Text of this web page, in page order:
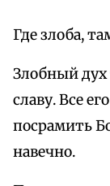
Где злоба,
Злобный
славу. Все
посрамить
навечно.